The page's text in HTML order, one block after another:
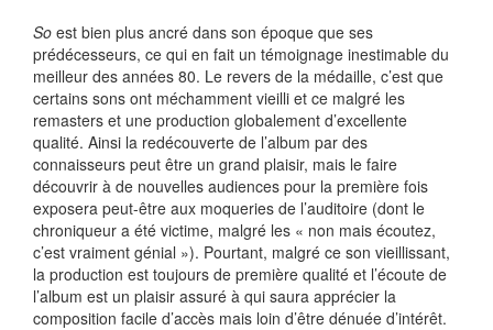
So est bien plus ancré dans son époque que ses
prédécesseurs, ce qui en fait un témoignage inestimable du
meilleur des années 80. Le revers de la médaille, c’est que
certains sons ont méchamment vieilli et ce malgré les
remasters et une production globalement d’excellente
qualité. Ainsi la redécouverte de l’album par des
connaisseurs peut être un grand plaisir, mais le faire
découvrir à de nouvelles audiences pour la première fois
exposera peut-être aux moqueries de l’auditoire (dont le
chroniqueur a été victime, malgré les « non mais écoutez,
c’est vraiment génial »). Pourtant, malgré ce son vieillissant,
la production est toujours de première qualité et l’écoute de
l’album est un plaisir assuré à qui saura apprécier la
composition facile d’accès mais loin d’être dénuée d’intérêt.